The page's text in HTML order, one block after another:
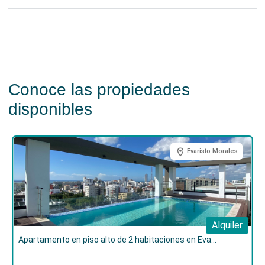
visita ya!
Conoce las propiedades
disponibles
Evaristo Morales
Alquiler
Apartamento en piso alto de 2 habitaciones en Eva...